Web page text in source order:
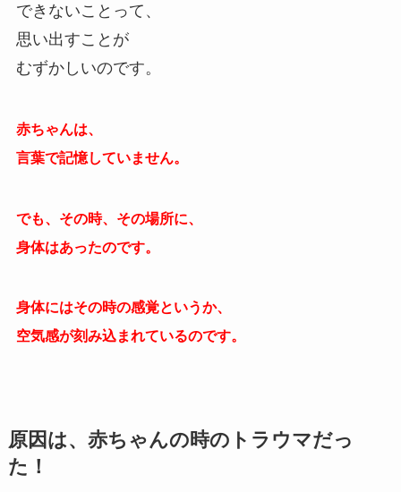
できないことって、
思い出すことが
むずかしいのです。
赤ちゃんは、
言葉で記憶していません。
でも、その時、その場所に、
身体はあったのです。
身体にはその時の感覚というか、
空気感が刻み込まれているのです。
原因は、赤ちゃんの時のトラウマだっ
た！